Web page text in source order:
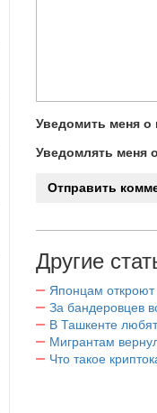
Уведомить меня о
Уведомлять меня
Другие
Японцам откроют
За бандеровцев
В Ташкенте
Мигрантам
Что такое